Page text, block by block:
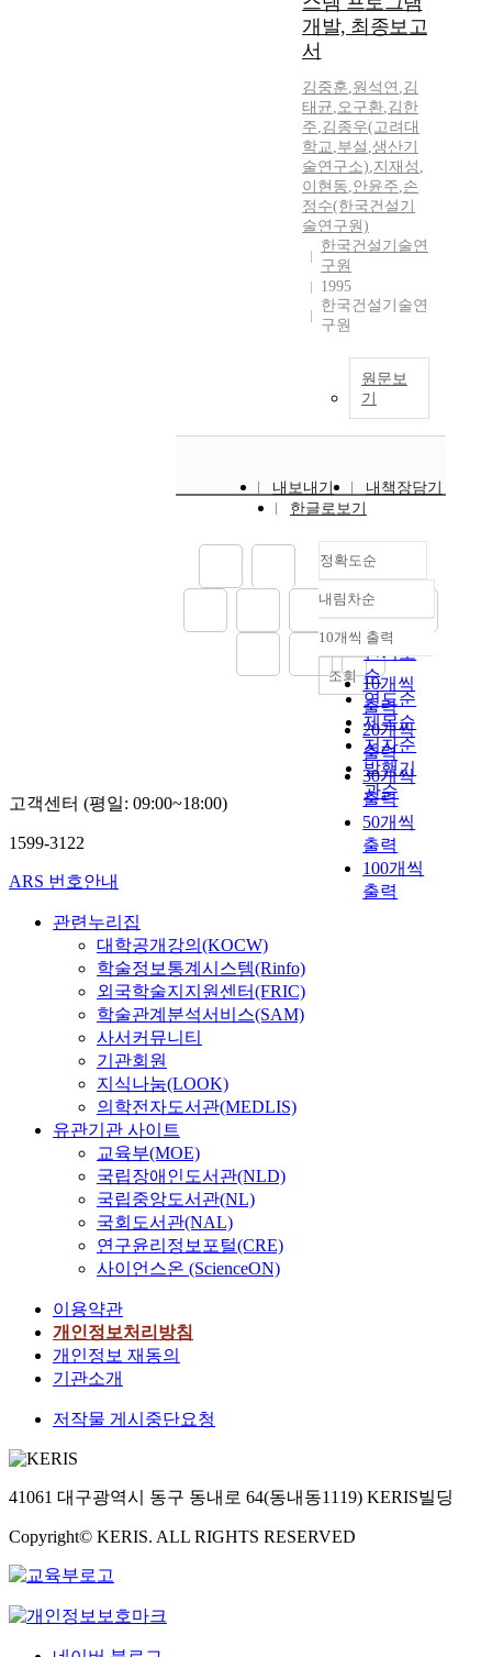
개발, 최종보고
서
김중훈,원석연 ,김
태균,오구환,김한
주,김종우(고려대
학교,부설 ,생산기
술연구소),지재성 ,
이현동,안윤주,손
정수(한국건설기
술연구원)
한국건설기술연
구원
1995
한국건설기술연
구원
원문보
기
내보내기
내책장담기
한글로보기
정확도순
정확도
순
인기도
순
연도순
제목순
저자순
발행기
관순
내림차순
내림차순
10개씩 출력
10개씩
출력
20개씩
출력
30개씩
출력
50개씩
출력
100개씩
출력
조회
고객센터 (평일: 09:00~18:00)
1599-3122
ARS 번호안내
관련누리집
대학공개강의(KOCW)
학술정보통계시스템(Rinfo)
외국학술지지원센터(FRIC)
학술관계분석서비스(SAM)
사서커뮤니티
기관회원
지식나눔(LOOK)
의학전자도서관(MEDLIS)
유관기관 사이트
교육부(MOE)
국립장애인도서관(NLD)
국립중앙도서관(NL)
국회도서관(NAL)
연구윤리정보포털(CRE)
사이언스온 (ScienceON)
이용약관
개인정보처리방침
개인정보 재동의
기관소개
저작물 게시중단요청
41061 대구광역시 동구 동내로 64(동내동1119) KERIS빌딩
Copyright© KERIS. ALL RIGHTS RESERVED